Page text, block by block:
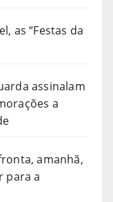
as “Festas da
assinalam
a
amanhã,
para a